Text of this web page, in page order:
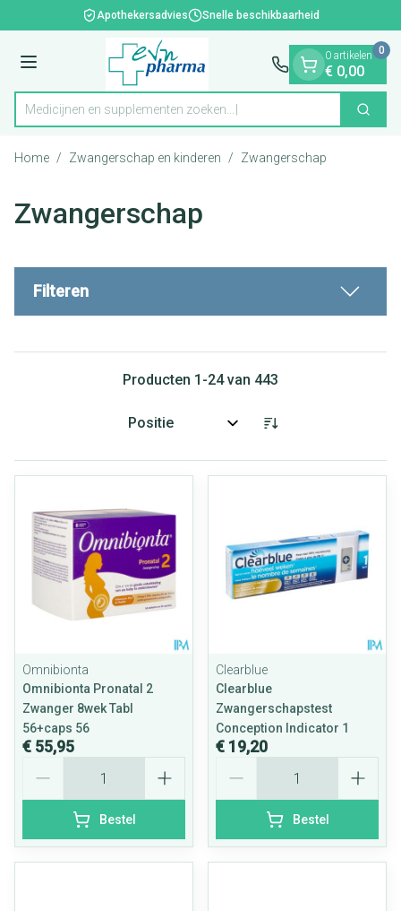
Ga naar de inhoudApothekersadvies Snelle beschikbaarheid
Menu
Product, merk, categorie...
Medicijnen en suppl Zoek
0 artikelen
€ 0,00
0
Home / Zwangerschap en kinderen / Zwangerschap
Zwangerschap
Filteren
Producten 1 -24van 443
Sorteer op:
Omnibionta
Omnibionta Pronatal 2
Zwanger 8wek Tabl
56+caps 56
€ 55,95
Bestel
Clearblue
Clearblue
Zwangerschapstest
Conception Indicator 1
€ 19,20
Bestel